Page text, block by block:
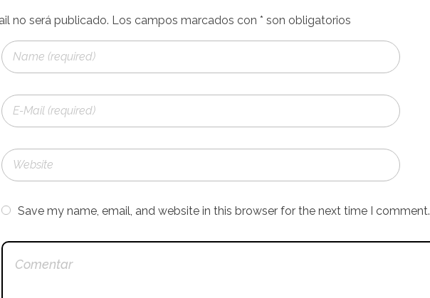
Save my name, email, and website in this browser for the next time I comment.